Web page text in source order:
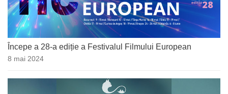
Începe a 28-a ediție a Festivalul Filmului European
8 mai 2024